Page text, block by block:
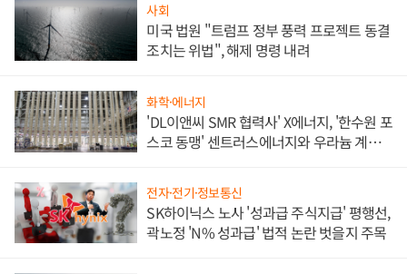
사회
미국 법원 "트럼프 정부 풍력 프로젝트 동결
조치는 위법", 해제 명령 내려
화학·에너지
'DL이앤씨 SMR 협력사' X에너지, '한수원 포
스코 동맹' 센트러스에너지와 우라늄 계약
전자·전기·정보통신
SK하이닉스 노사 '성과급 주식지급' 평행선,
곽노정 'N% 성과급' 법적 논란 벗을지 주목